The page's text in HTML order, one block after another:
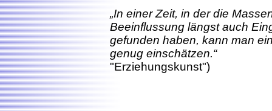
„In einer Zeit, in der die
Beeinflussung längst auch
gefunden haben, kann man
genug einschätzen.“(B.
"Erziehungskunst")